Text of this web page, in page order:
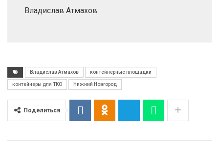
Владислав Атмахов.
Владислав Атмахов контейнерные площадки
контейнеры для ТКО Нижний Новгород
Поделиться